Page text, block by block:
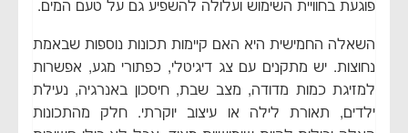
פוגעת בחוויית השימוש ועלולה להשפיע גם על טעם המים.
השאלה החמישית היא האם קיימות תכונות נוספות שבאמת
נחוצות. יש מתקנים עם צג דיגיטלי, כפתורי מגע, אפשרות
למזיגת כמות מדודה, מצב שבת, חיסכון באנרגיה, נעילת
ילדים, תאורת לילה או עיצוב יוקרתי. חלק מהתכונות